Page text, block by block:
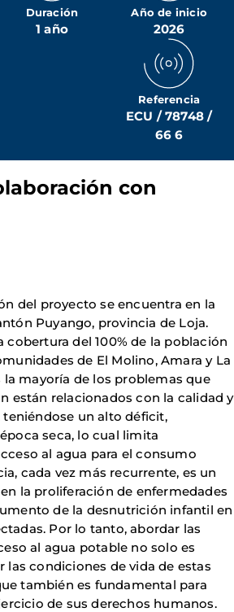
Duración
1 año
Año de inicio
2026
Referencia
ECU / 78748 /
66 6
con
del proyecto se encuentra en la
Puyango, provincia de Loja.
cobertura del 100% de la población
de El Molino, Amara y La
la mayoría de los problemas que
están relacionados con la calidad y
teniéndose un alto déficit,
seca, lo cual limita
al agua para el consumo
cada vez más recurrente, es un
la proliferación de enfermedades
de la desnutrición infantil en
Por lo tanto, abordar las
al agua potable no solo es
las condiciones de vida de estas
también es fundamental para
de sus derechos humanos.